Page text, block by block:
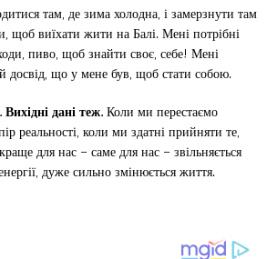
там, де зима холодна, і замерзнути там
щоб виїхати жити на Балі. Мені потрібні
пиво, щоб знайти своє, себе! Мені
досвід, що у мене був, щоб стати собою.
дані теж.Коли ми перестаємо
реальності, коли ми здатні прийняти те,
для нас – саме для нас – звільняється
дуже сильно змінюється життя.